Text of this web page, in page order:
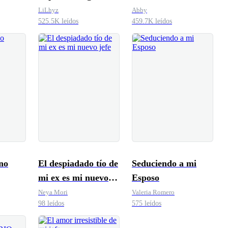
los hijos abanados
LiLhyz
525.5K leídos
Pasión
Abby
459.7K leídos
El despiadado tío de
mi ex es mi nuevo
jefe
Neya Mori
98 leídos
Seduciendo a mi
Esposo
Valeria Romero
575 leídos